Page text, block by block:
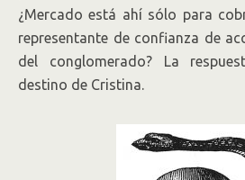
¿Mercado está ahí sólo para
representante de confianza de
del conglomerado? La
destino de Cristina.